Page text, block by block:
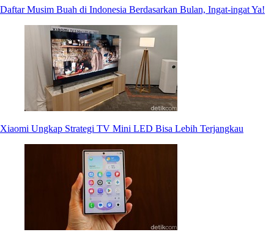
Daftar Musim Buah di Indonesia Berdasarkan Bulan, Ingat-ingat Ya!
Xiaomi Ungkap Strategi TV Mini LED Bisa Lebih Terjangkau